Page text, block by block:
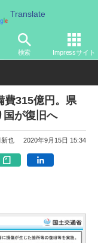
Translate
検索 Impressサイト
費315億円。県
国が復旧へ
新也 2020年9月15日 15:34